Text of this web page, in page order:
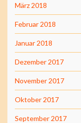
März 2018
Februar 2018
Januar 2018
Dezember 2017
November 2017
Oktober 2017
September 2017